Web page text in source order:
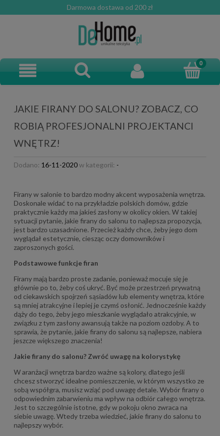
Darmowa dostawa od 200 zł
JAKIE FIRANY DO SALONU? ZOBACZ, CO
ROBIĄ PROFESJONALNI PROJEKTANCI
WNĘTRZ!
Dodano: 16-11-2020w kategorii: -
Firany w salonie to bardzo modny akcent wyposażenia wnętrza.
Doskonale widać to na przykładzie polskich domów, gdzie
praktycznie każdy ma jakieś zasłony w okolicy okien. W takiej
sytuacji pytanie, jakie firany do salonu to najlepsza propozycja,
jest bardzo uzasadnione. Przecież każdy chce, żeby jego dom
wyglądał estetycznie, ciesząc oczy domowników i
zaproszonych gości.
Podstawowe funkcje firan
Firany mają bardzo proste zadanie, ponieważ mocuje się je
głównie po to, żeby coś ukryć. Być może przestrzeń prywatną
od ciekawskich spojrzeń sąsiadów lub elementy wnętrza, które
są mniej atrakcyjne i lepiej je czymś osłonić. Jednocześnie każdy
dąży do tego, żeby jego mieszkanie wyglądało atrakcyjnie, w
związku z tym zasłony awansują także na poziom ozdoby. A to
sprawia, że pytanie, jakie firany do salonu są najlepsze, nabiera
jeszcze większego znaczenia!
Jakie firany do salonu? Zwróć uwagę na kolorystykę
W aranżacji wnętrza bardzo ważne są kolory, dlatego jeśli
chcesz stworzyć idealne pomieszczenie, w którym wszystko ze
sobą współgra, musisz wziąć pod uwagę detale. Wybór firany o
odpowiednim zabarwieniu ma wpływ na odbiór całego wnętrza.
Jest to szczególnie istotne, gdy w pokoju okno zwraca na
siebie uwagę. Wtedy trzeba wiedzieć, jakie firany do salonu to
najlepszy wybór.